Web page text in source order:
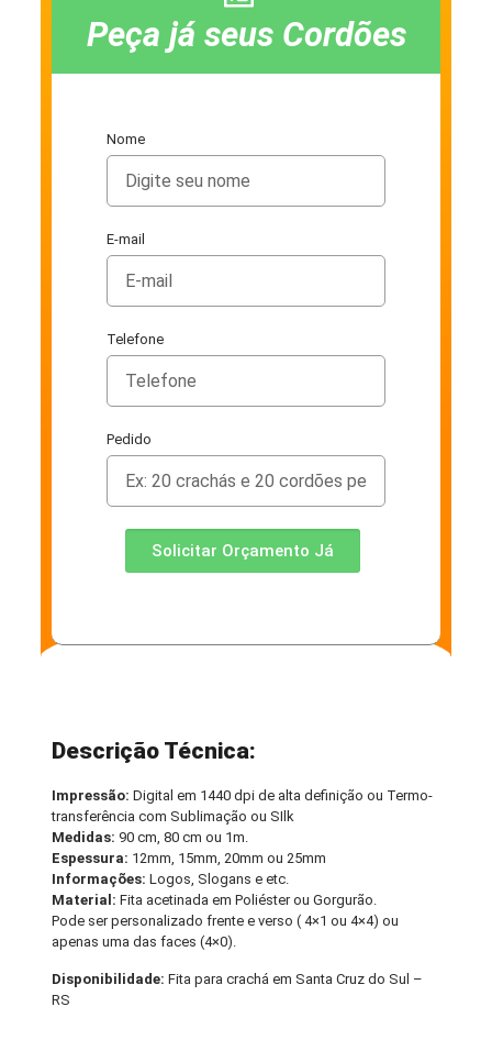
Peça já seus Cordões
Nome
E-mail
Telefone
Pedido
Solicitar Orçamento Já
Descrição Técnica:
Impressão: Digital em 1440 dpi de alta definição ou Termo-
transferência com Sublimação ou SIlk
Medidas: 90 cm, 80 cm ou 1m.
Espessura: 12mm, 15mm, 20mm ou 25mm
Informações:Logos, Slogans e etc.
Material: Fita acetinada em Poliéster ou Gorgurão.
Pode ser personalizado frente e verso ( 4×1 ou 4×4) ou
apenas uma das faces (4×0).
Disponibilidade:Fita para crachá em Santa Cruz do Sul –
RS